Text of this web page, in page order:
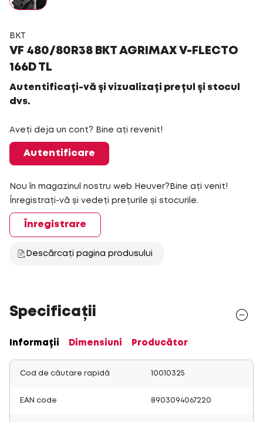
BKT
VF 480/80R38 BKT AGRIMAX V-FLECTO
166D TL
Autentificați-vă și vizualizați prețul și stocul
dvs.
Aveți deja un cont? Bine ați revenit!
Autentificare
Nou în magazinul nostru web Heuver?Bine ați venit!
Înregistrați-vă și vedeți prețurile și stocurile.
Înregistrare
Descărcați pagina produsului
Specificații
Informații Dimensiuni Producător
Cod de căutare rapidă 10010325
EAN code 8903094067220